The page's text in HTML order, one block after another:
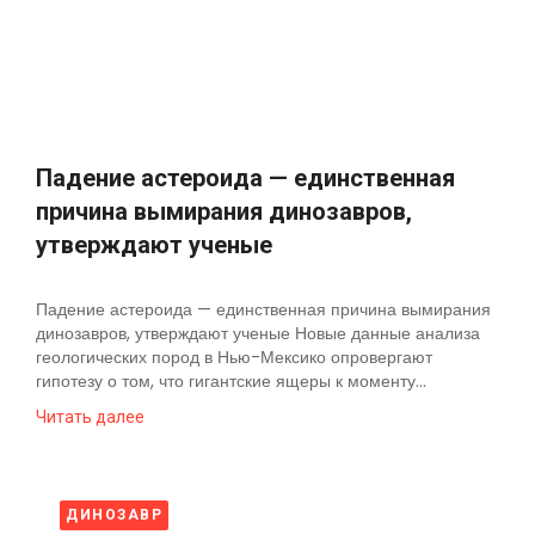
Падение астероида — единственная
причина вымирания динозавров,
утверждают ученые
Падение астероида — единственная причина вымирания
динозавров, утверждают ученые Новые данные анализа
геологических пород в Нью-Мексико опровергают
гипотезу о том, что гигантские ящеры к моменту...
Читать далее
ДИНОЗАВР